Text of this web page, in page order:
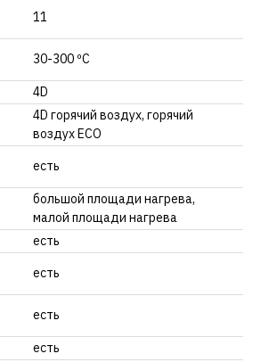
11
30-300 ºC
4D
4D горячий воздух, горячий
воздух ECO
есть
большой площади нагрева,
малой площади нагрева
есть
есть
есть
есть